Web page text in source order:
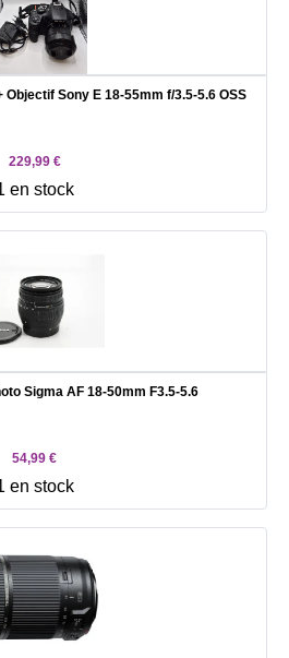
Sony E 18-55mm f/3.5-5.6 OSS
229,99 €
en stock
Sigma AF 18-50mm F3.5-5.6
54,99 €
en stock